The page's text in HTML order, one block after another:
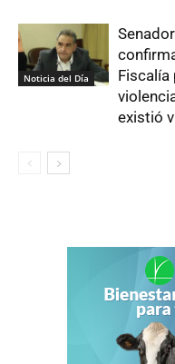
Noticia del Día
existió